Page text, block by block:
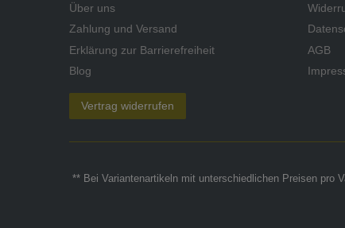
Über uns
Zahlung und Versand
Erklärung zur Barrierefreiheit
Blog
Vertrag widerrufen
AGB
** Bei Variantenartikeln mit unterschiedlichen Preisen pro